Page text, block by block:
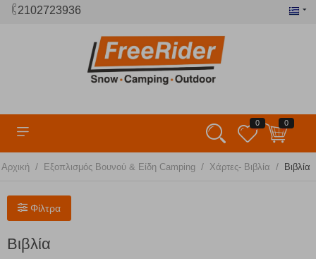
2102723936
0 0
Αρχική / Εξοπλισμός Βουνού & Είδη Camping / Χάρτες- Βιβλία / Βιβλία
Φίλτρα
Βιβλία